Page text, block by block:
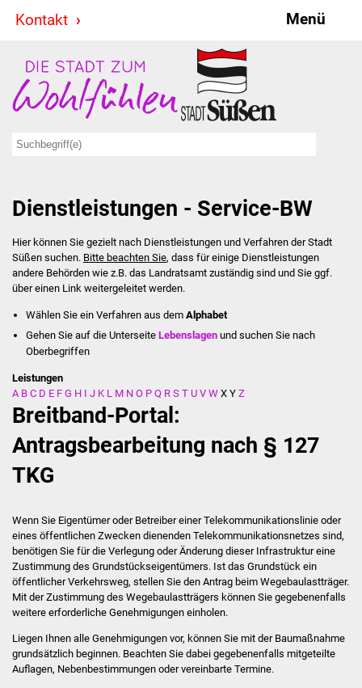
Kontakt Menü
Stadt & Politik
Bürgermeister
Ausschüsse
Ratsinformationssystem
Jugendbeirat
Summerrockfestival
Stadtverwaltung
Ansprechpartner
Kontakt
Veröffentlichungen
FNP / Bebauungspläne
Dienstleistungen - Service-BW
Hier können Sie gezielt nach Dienstleistungen und Verfahren der Stadt
Süßen suchen. Bitte beachten Sie, dass für einige Dienstleistungen
andere Behörden wie z.B. das Landratsamt zuständig sind und Sie ggf.
über einen Link weitergeleitet werden.
Wählen Sie ein Verfahren aus dem Alphabet
Gehen Sie auf die UnterseiteLebenslagen und suchen Sie nach
Oberbegriffen
Leistungen
A B C D E F G H I J K L M N O P Q R S T U V W X Y Z
Breitband-Portal:
Antragsbearbeitung nach § 127
TKG
Wenn Sie Eigentümer oder Betreiber einer Telekommunikationslinie oder
eines öffentlichen Zwecken dienenden Telekommunikationsnetzes sind,
benötigen Sie für die Verlegung oder Änderung dieser Infrastruktur eine
Zustimmung des Grundstückseigentümers. Ist das Grundstück ein
öffentlicher Verkehrsweg, stellen Sie den Antrag beim Wegebaulastträger.
Mit der Zustimmung des Wegebaulastträgers können Sie gegebenenfalls
weitere erforderliche Genehmigungen einholen.
Liegen Ihnen alle Genehmigungen vor, können Sie mit der Baumaßnahme
grundsätzlich beginnen. Beachten Sie dabei gegebenenfalls mitgeteilte
Auflagen, Nebenbestimmungen oder vereinbarte Termine.